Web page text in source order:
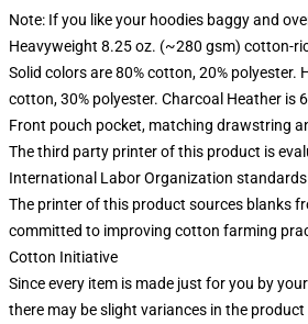
Note: If you like your hoodies baggy and
Heavyweight 8.25 oz. (~280 gsm) cotton-
Solid colors are 80% cotton, 20% polyester.
cotton, 30% polyester. Charcoal Heather is
Front pouch pocket, matching drawstring
The third party printer of this product is
International Labor Organization standards
The printer of this product sources blanks
committed to improving cotton farming
Cotton Initiative
Since every item is made just for you by
there may be slight variances in the product